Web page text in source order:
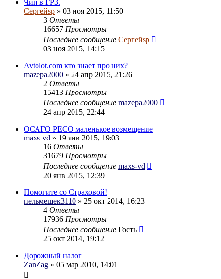
Чип в ГРЗ.
Сергейsp » 03 ноя 2015, 11:50
3 Ответы
16657 Просмотры
Последнее сообщение Сергейsp
03 ноя 2015, 14:15
Avtolot.com кто знает про них?
mazepa2000 » 24 апр 2015, 21:26
2 Ответы
15413 Просмотры
Последнее сообщение mazepa2000
24 апр 2015, 22:44
ОСАГО РЕСО маленькое возмещение
maxs-vd » 19 янв 2015, 19:03
16 Ответы
31679 Просмотры
Последнее сообщение maxs-vd
20 янв 2015, 12:39
Помогите со Страховой!
пельмешек3110 » 25 окт 2014, 16:23
4 Ответы
17936 Просмотры
Последнее сообщение Гость
25 окт 2014, 19:12
Дорожный налог
ZanZag » 05 мар 2010, 14:01